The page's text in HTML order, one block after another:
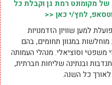
מקומונט רמת גן וקבלת כל
לחץ/י כאן <<
שניר, שהוקמה בשנת 2010, פועלת למען שוויון הזדמנויות
במגוון תחומים, בהם
משפטי וסוציאלי. מנהלי העמותה
ובנתינה שליחות חברתית,
כל השנה.